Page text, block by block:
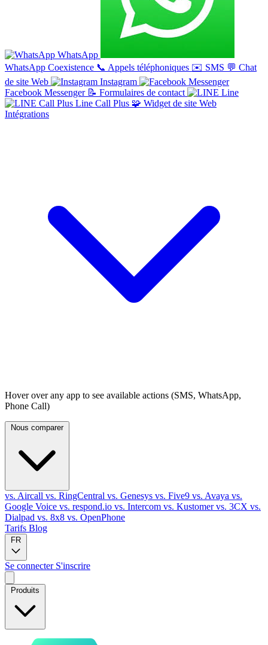
WhatsApp
WhatsApp Coexistence 📞 Appels téléphoniques ✉️ SMS 💬 Chat
de site Web
Instagram
Facebook Messenger 📝 Formulaires de contact
Line
Line Call Plus 🧩 Widget de site Web
Intégrations
Hover over any app to see available actions (SMS, WhatsApp,
Phone Call)
Nous comparer
vs. Aircall vs. RingCentral vs. Genesys vs. Five9 vs. Avaya vs.
Google Voice vs. respond.io vs. Intercom vs. Kustomervs. 3CX vs.
Dialpad vs. 8x8 vs. OpenPhone
Tarifs Blog
FR
Se connecter S'inscrire
Produits